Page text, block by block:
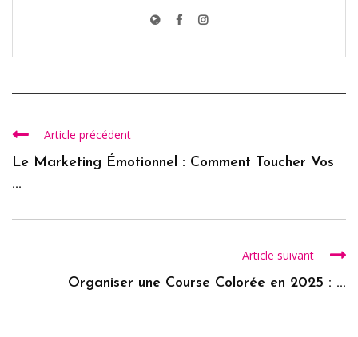
Article précédent
Le Marketing Émotionnel : Comment Toucher Vos
...
Article suivant
Organiser une Course Colorée en 2025 : ...